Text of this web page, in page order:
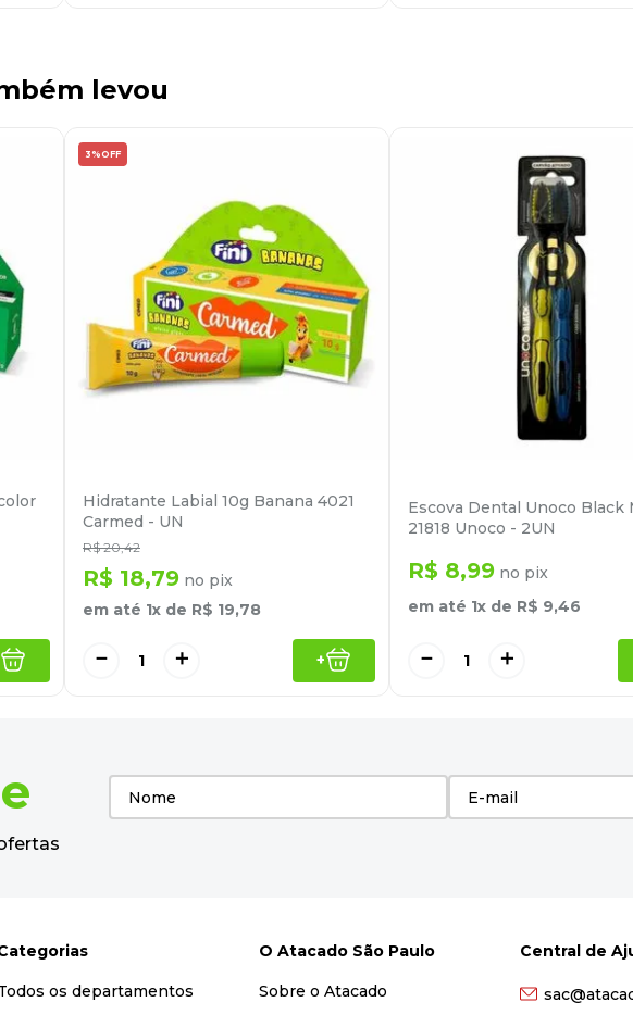
levou
3% OFF
Hidratante Labial 10g Banana 4021
Carmed - UN
R$ 20,42
R$ 18,79 no pix
em até 1x de R$ 19,78
＋
－ +
Escova Dental Unoco Black
21818 Unoco - 2UN
R$ 8,99 no pix
em até 1x de R$ 9,46
＋
－
os departamentos
O Atacado São Paulo
Sobre o Atacado
Central de